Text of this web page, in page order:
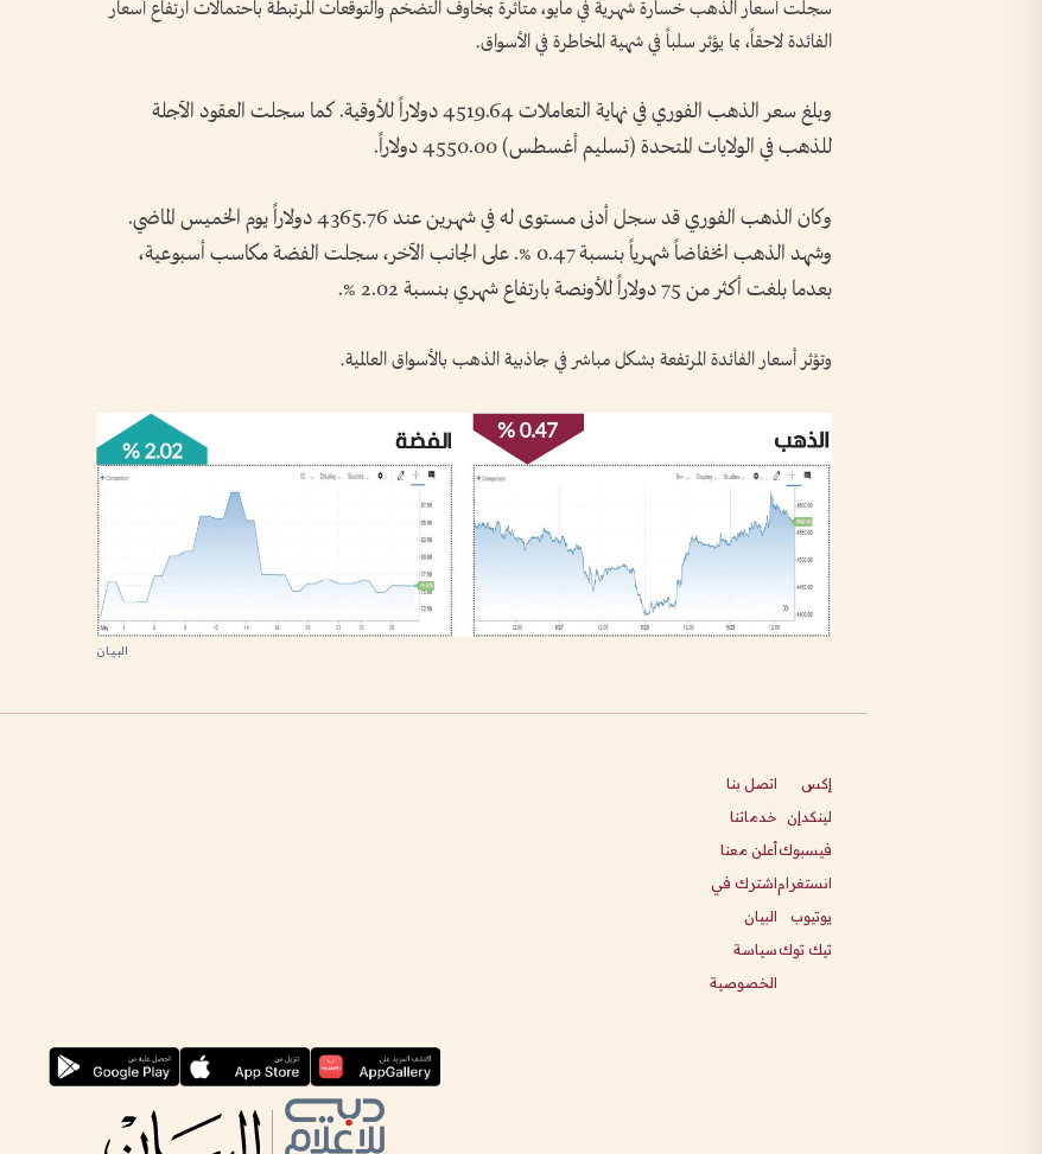
سجلت أسعار الذهب خسارة شهرية في مايو، متأثرة بمخاوف التضخم والتوقعات المرتبطة باحتمالات ارتفاع أسعار
الفائدة لاحقاً، بما يؤثر سلباً في شهية المخاطرة في الأسواق.
وبلغ سعر الذهب الفوري في نهاية التعاملات 4519.64 دولاراً للأوقية. كما سجلت العقود الآجلة
للذهب في الولايات المتحدة (تسليم أغسطس) 4550.00 دولاراً.
وكان الذهب الفوري قد سجل أدنى مستوى له في شهرين عند 4365.76 دولاراً يوم الخميس الماضي.
وشهد الذهب انخفاضاً شهرياً بنسبة 0.47 %. على الجانب الآخر، سجلت الفضة مكاسب أسبوعية،
بعدما بلغت أكثر من 75 دولاراً للأونصة بارتفاع شهري بنسبة 2.02 %.
وتؤثر أسعار الفائدة المرتفعة بشكل مباشر في جاذبية الذهب بالأسواق العالمية.
إكس
لينكدإن
فيسبوك
انستغرام
يوتيوب
تيك توك
اتصل بنا
خدماتنا
أعلن معنا
اشترك في
البيان
سياسة
الخصوصية